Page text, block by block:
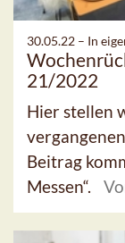
30.05.22 – In
21/2022
Hier stellen
Beitrag
Messen“.